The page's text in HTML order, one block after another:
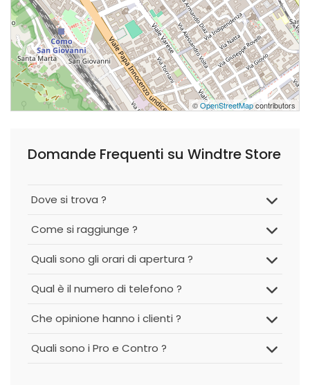
©OpenStreetMapcontributors
Domande Frequenti su Windtre Store
Dove si trova ?
Come si raggiunge ?
Quali sono gli orari di apertura ?
Qual è il numero di telefono ?
Che opinione hanno i clienti ?
Quali sono i Pro e Contro ?